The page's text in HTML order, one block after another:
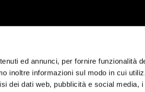
ed annunci, per fornire funzionalità
inoltre informazioni sul modo in cui
dei dati web, pubblicità e social media, i
Marcello Chiapponi